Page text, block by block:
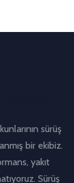
sürüş
bir ekibiz.
yakıt
Sürüş